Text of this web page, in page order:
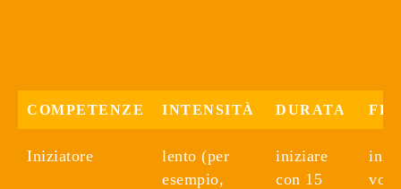
COMPETENZE INTENSITÀ DURATA
Iniziatore
lento (per
esempio,
iniziare
con 15